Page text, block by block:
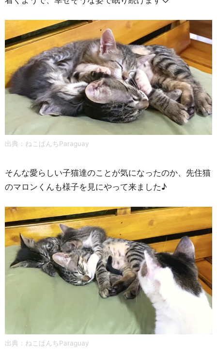
出典： ねこぱんちParaguay
そんな愛らしい子猫達のことが気になったのか、先住猫
のマロンくんも様子を見にやって来ました♪
出典：ねこぱんちParaguay